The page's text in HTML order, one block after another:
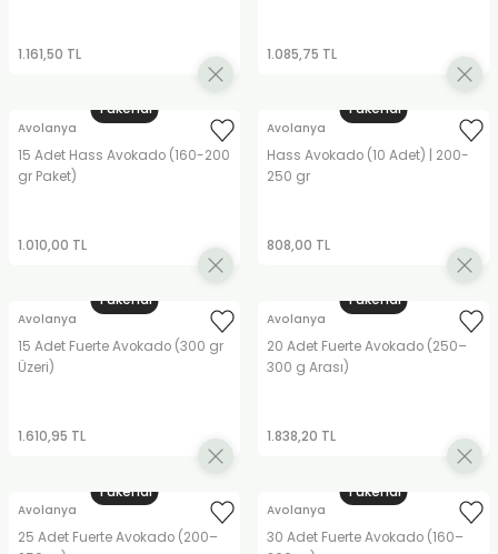
1.161,50 TL 1.085,75 TL
Tükendi
Avolanya
15 Adet Hass Avokado (160-200
gr Paket)
1.010,00 TL
Tükendi
Avolanya
Hass Avokado (10 Adet) | 200-
250 gr
808,00 TL
Tükendi
Avolanya
15 Adet Fuerte Avokado (300 gr
Üzeri)
1.610,95 TL
Tükendi
Avolanya
20 Adet Fuerte Avokado (250–
300 g Arası)
1.838,20 TL
Tükendi
Avolanya
25 Adet Fuerte Avokado (200–
Tükendi
Avolanya
30 Adet Fuerte Avokado (160–